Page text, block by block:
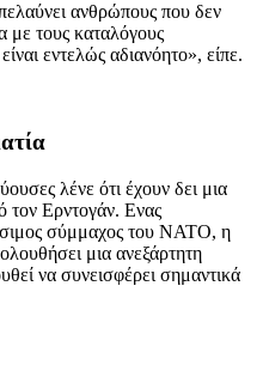
ανθρώπους που δεν
με τους καταλόγους
εντελώς αδιανόητο», είπε.
λένε ότι έχουν δει μια
τον Ερντογάν. Ενας
σύμμαχος του ΝΑΤΟ, η
μια ανεξάρτητη
να συνεισφέρει σημαντικά